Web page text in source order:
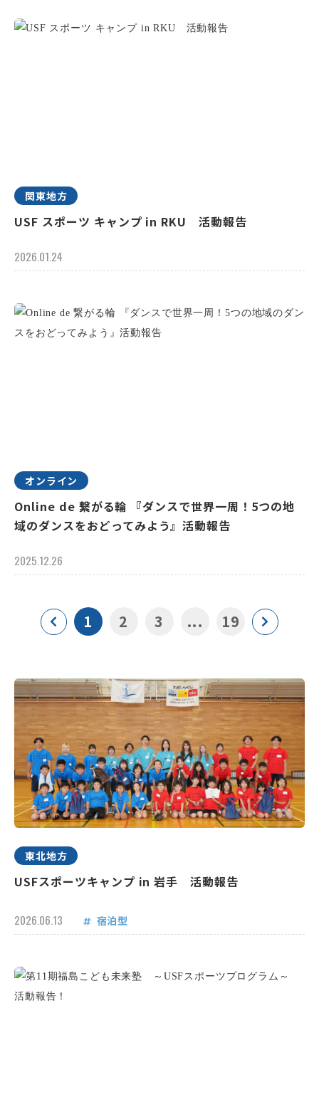
関東地方
USF スポーツ キャンプ in RKU 活動報告
2026.01.24
オンライン
Online de 繋がる輪 『ダンスで世界一周！5つの地
域のダンスをおどってみよう』活動報告
2025.12.26
1 2 3 ... 19
東北地方
USFスポーツキャンプ in 岩手 活動報告
2026.06.13 宿泊型